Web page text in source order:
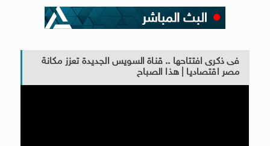
فى ذكرى افتتاحها .. قناة السويس الجديدة تعزز مكانة
مصر اقتصاديا | هذا الصباح